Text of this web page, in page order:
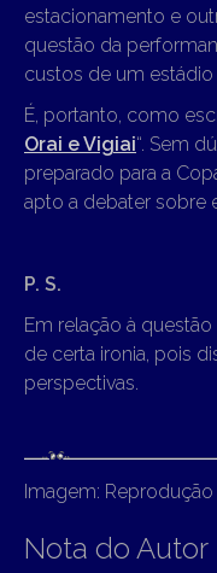
estacionamento e
questão da
custos de um estádio
É, portanto, como
Orai e Vigiai“. Sem
preparado para a
apto a debater sobre
P. S.
Em relação à
de certa ironia, pois
perspectivas.
Imagem: Reprodução
Nota do Autor